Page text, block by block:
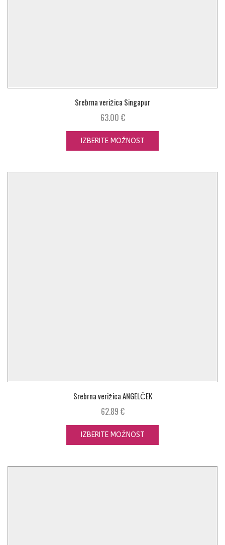
Srebrna verižica Singapur
63.00 €
IZBERITE MOŽNOST
Srebrna verižica ANGELČEK
62.89 €
IZBERITE MOŽNOST